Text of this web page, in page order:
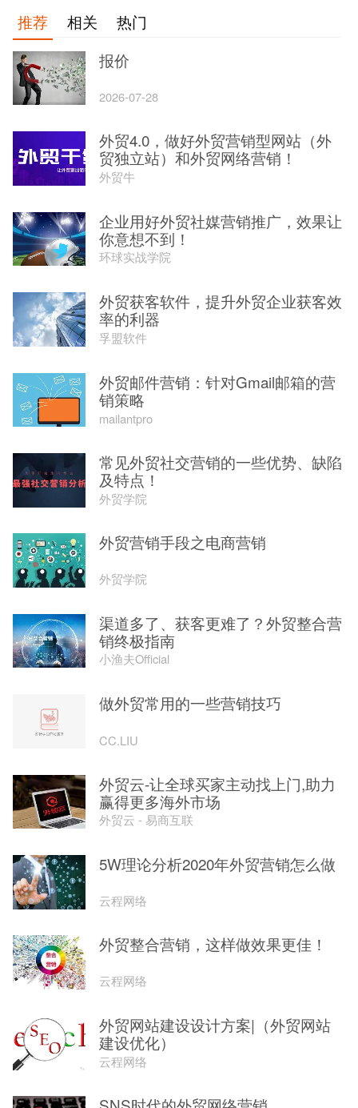
推荐 相关
热门
报价
2026-07-28
外贸4.0，做好外贸营销型网站（外
贸独立站）和外贸网络营销！
外贸牛
企业用好外贸社媒营销推广，效果让
你意想不到！
环球实战学院
外贸获客软件，提升外贸企业获客效
率的利器
孚盟软件
外贸邮件营销：针对Gmail邮箱的营
销策略
mailantpro
常见外贸社交营销的一些优势、缺陷
及特点！
外贸学院
外贸营销手段之电商营销
外贸学院
渠道多了、获客更难了？外贸整合营
销终极指南
小渔夫Official
做外贸常用的一些营销技巧
CC.LIU
外贸云-让全球买家主动找上门,助力
赢得更多海外市场
外贸云 - 易商互联
5W理论分析2020年外贸营销怎么做
云程网络
外贸整合营销，这样做效果更佳！
云程网络
外贸网站建设设计方案|（外贸网站
建设优化）
云程网络